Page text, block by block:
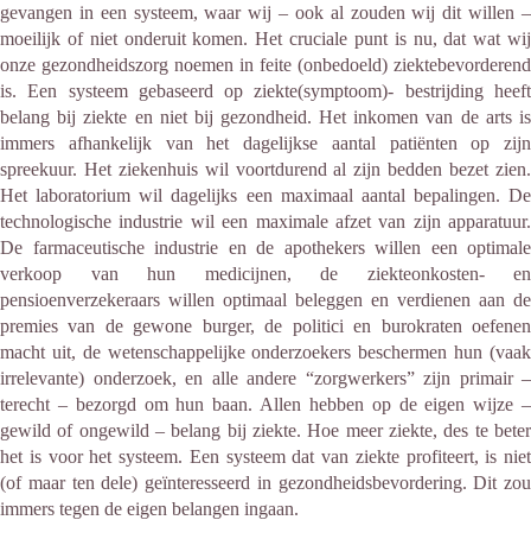
gevangen in een systeem, waar wij – ook al zouden wij dit willen –
moeilijk of niet onderuit komen. Het cruciale punt is nu, dat wat wij
onze gezondheidszorg noemen in feite (onbedoeld) ziektebevorderend
is. Een systeem gebaseerd op ziekte(symptoom)- bestrijding heeft
belang bij ziekte en niet bij gezondheid. Het inkomen van de arts is
immers afhankelijk van het dagelijkse aantal patiënten op zijn
spreekuur. Het ziekenhuis wil voortdurend al zijn bedden bezet zien.
Het laboratorium wil dagelijks een maximaal aantal bepalingen. De
technologische industrie wil een maximale afzet van zijn apparatuur.
De farmaceutische industrie en de apothekers willen een optimale
verkoop van hun medicijnen, de ziekteonkosten- en
pensioenverzekeraars willen optimaal beleggen en verdienen aan de
premies van de gewone burger, de politici en burokraten oefenen
macht uit, de wetenschappelijke onderzoekers beschermen hun (vaak
irrelevante) onderzoek, en alle andere “zorgwerkers” zijn primair –
terecht – bezorgd om hun baan. Allen hebben op de eigen wijze –
gewild of ongewild – belang bij ziekte. Hoe meer ziekte, des te beter
het is voor het systeem. Een systeem dat van ziekte profiteert, is niet
(of maar ten dele) geïnteresseerd in gezondheidsbevordering. Dit zou
immers tegen de eigen belangen ingaan.